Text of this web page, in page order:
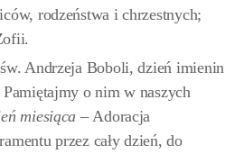
rodzeństwa i chrzestnych;
Andrzeja Boboli, dzień imienin
Pamiętajmy o nim w naszych
miesiąca –Adoracja
przez cały dzień, do